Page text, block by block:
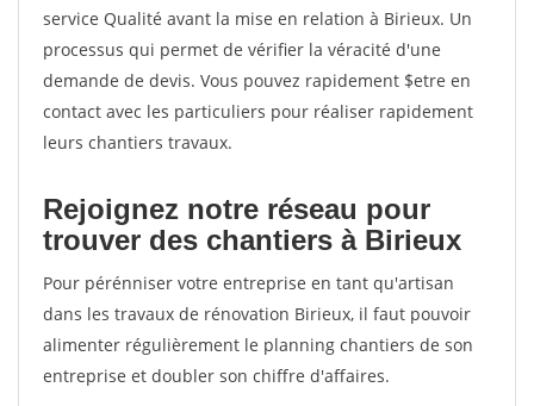
service Qualité avant la mise en relation à Birieux. Un
processus qui permet de vérifier la véracité d'une
demande de devis. Vous pouvez rapidement $etre en
contact avec les particuliers pour réaliser rapidement
leurs chantiers travaux.
Rejoignez notre réseau pour
trouver des chantiers à Birieux
Pour pérénniser votre entreprise en tant qu'artisan
dans les travaux de rénovation Birieux, il faut pouvoir
alimenter régulièrement le planning chantiers de son
entreprise et doubler son chiffre d'affaires.